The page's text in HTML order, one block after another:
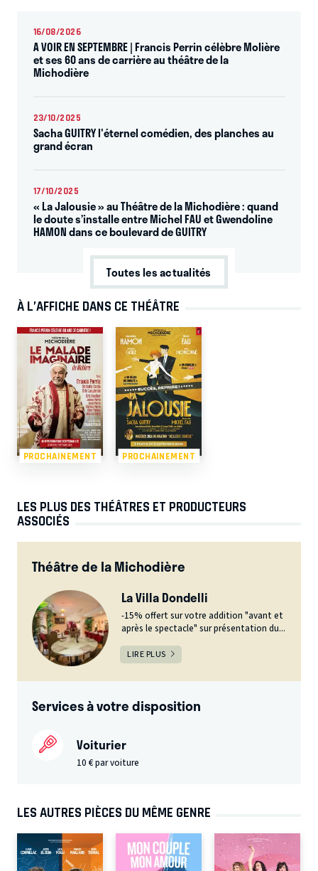
16/08/2026
A VOIR EN SEPTEMBRE | Francis Perrin célèbre Molière
et ses 60 ans de carrière au théâtre de la
Michodière
23/10/2025
Sacha GUITRY l'éternel comédien, des planches au
grand écran
17/10/2025
« La Jalousie » au Théâtre de la Michodière : quand
le doute s’installe entre Michel FAU et Gwendoline
HAMON dans ce boulevard de GUITRY
Toutes les actualités
À L’AFFICHE DANS CE THÉÂTRE
PROCHAINEMENT PROCHAINEMENT
LES PLUS DES THÉÂTRES ET PRODUCTEURS
ASSOCIÉS
Théâtre de la Michodière
La Villa Dondelli
-15% offert sur votre addition "avant et
après le spectacle" sur présentation du...
LIRE PLUS
Services à votre disposition
Voiturier
10 € par voiture
LES AUTRES PIÈCES DU MÊME GENRE